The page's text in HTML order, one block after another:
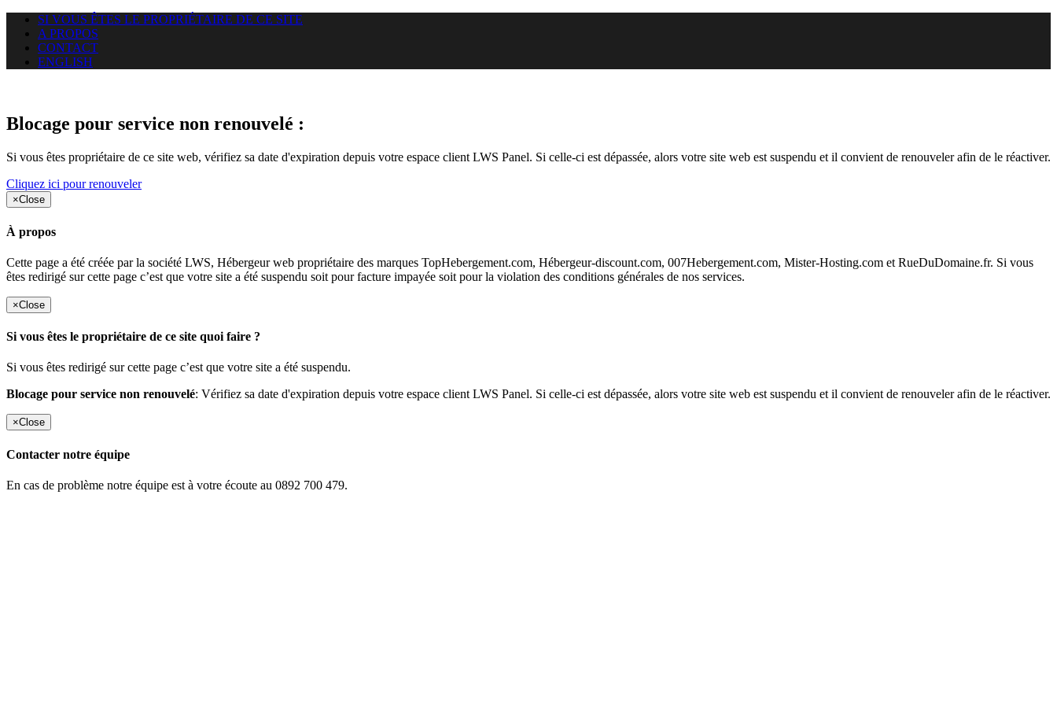
SI VOUS ÊTES LE PROPRIÉTAIRE DE CE SITE
A PROPOS
CONTACT
ENGLISH
Blocage pour service non renouvelé :
Si vous êtes propriétaire de ce site web, vérifiez sa date d'expiration depuis votre espace client LWS Panel. Si celle-ci est dépassée, alors votre site web est suspendu et il convient de renouveler afin de le réactiver.
Cliquez ici pour renouveler
×Close
À propos
Cette page a été créée par la société LWS, Hébergeur web propriétaire des marques TopHebergement.com, Hébergeur-discount.com, 007Hebergement.com, Mister-Hosting.com et RueDuDomaine.fr. Si vous
êtes redirigé sur cette page c’est que votre site a été suspendu soit pour facture impayée soit pour la violation des conditions générales de nos services.
×Close
Si vous êtes le propriétaire de ce site quoi faire ?
Si vous êtes redirigé sur cette page c’est que votre site a été suspendu.
Blocage pour service non renouvelé: Vérifiez sa date d'expiration depuis votre espace client LWS Panel. Si celle-ci est dépassée, alors votre site web est suspendu et il convient de renouveler afin de le réactiver.
×Close
Contacter notre équipe
En cas de problème notre équipe est à votre écoute au 0892 700 479.